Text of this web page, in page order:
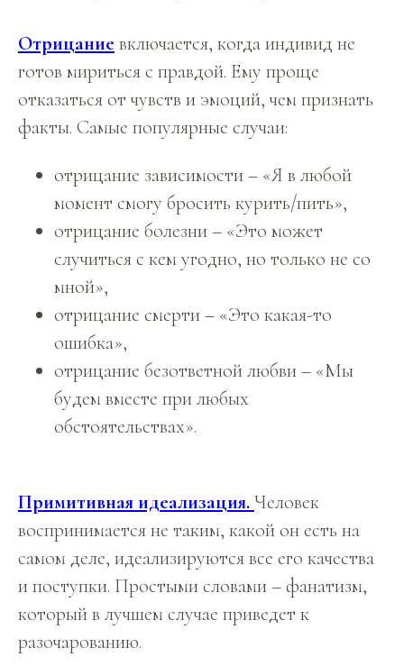
Отрицание включается, когда индивид не
готов мириться с правдой. Ему проще
отказаться от чувств и эмоций, чем признать
факты. Самые популярные случаи:
отрицание зависимости – «Я в любой
момент смогу бросить курить/пить»,
отрицание болезни – «Это может
случиться с кем угодно, но только не со
мной»,
отрицание смерти – «Это какая-то
ошибка»,
отрицание безответной любви – «Мы
будем вместе при любых
обстоятельствах».
Примитивная идеализация.Человек
воспринимается не таким, какой он есть на
самом деле, идеализируются все его качества
и поступки. Простыми словами – фанатизм,
который в лучшем случае приведет к
разочарованию.